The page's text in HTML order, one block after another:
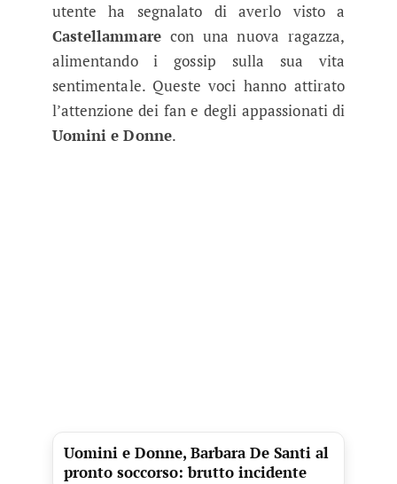
utente ha segnalato di averlo visto a
Castellammarecon una nuova ragazza,
alimentando i gossip sulla sua vita
sentimentale. Queste voci hanno attirato
l’attenzione dei fan e degli appassionati di
Uomini e Donne.
Uomini e Donne, Barbara De Santi al
pronto soccorso: brutto incidente